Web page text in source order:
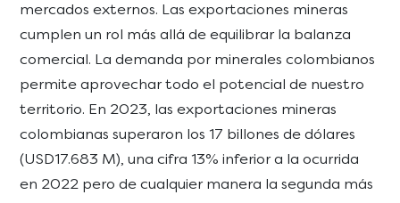
mercados externos. Las exportaciones mineras
cumplen un rol más allá de equilibrar la balanza
comercial. La demanda por minerales colombianos
permite aprovechar todo el potencial de nuestro
territorio. En 2023, las exportaciones mineras
colombianas superaron los 17 billones de dólares
(USD17.683 M), una cifra 13% inferior a la ocurrida
en 2022 pero de cualquier manera la segunda más